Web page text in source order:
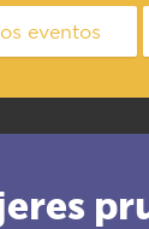
eventos